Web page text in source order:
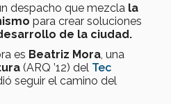
despacho que mezcla la
para crear soluciones
de la ciudad.
es Beatriz Mora , una
(ARQ ’12) del Tec
seguir el camino del